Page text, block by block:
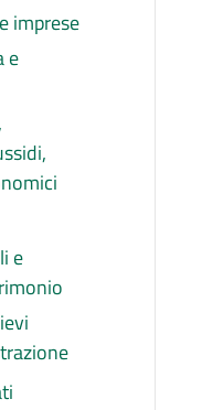
imprese
e
e